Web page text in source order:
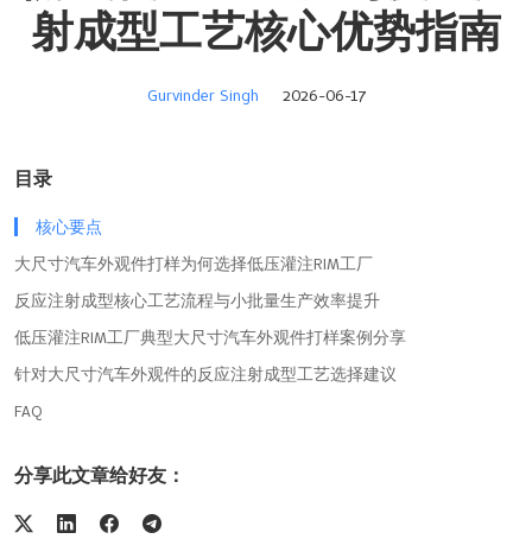
射成型工艺核心优势指南
Gurvinder Singh 2026-06-17
目录
核心要点
大尺寸汽车外观件打样为何选择低压灌注RIM工厂
反应注射成型核心工艺流程与小批量生产效率提升
低压灌注RIM工厂典型大尺寸汽车外观件打样案例分享
针对大尺寸汽车外观件的反应注射成型工艺选择建议
FAQ
分享此文章给好友：